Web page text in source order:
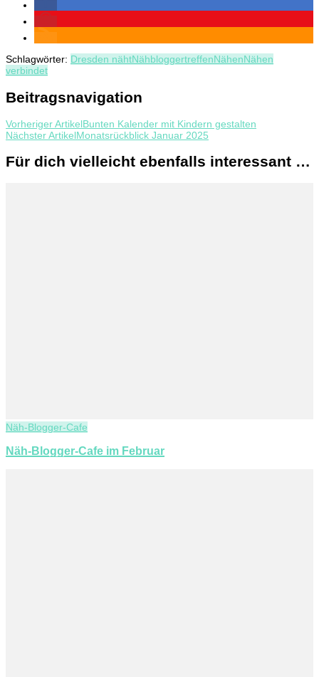
Schlagwörter: Dresden nähtNähbloggertreffenNähenNähen
verbindet
Beitragsnavigation
Vorheriger ArtikelBunten Kalender mit Kindern gestalten
Nächster ArtikelMonatsrückblick Januar 2025
Für dich vielleicht ebenfalls interessant …
Näh-Blogger-Cafe
Näh-Blogger-Cafe im Februar